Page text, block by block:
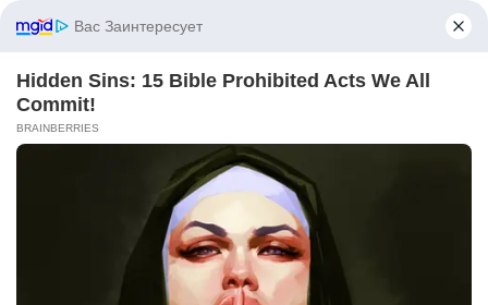
— Если они не в состоянии взять ипотеку,
жильё — вот и всё. Не мы должны решать
все эти проблемы, в конце концов, квартира
её.
В этот момент зазвонил телефон. На этот раз
дочь тётки, Галя, жалобно просила хотя бы
помочь оформить какую-то справку для
банка, но намекала и на деньги, и на